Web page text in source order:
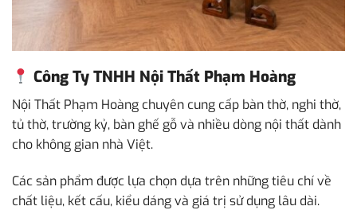
Công Ty TNHH Nội Thất Phạm Hoàng
Nội Thất Phạm Hoàng chuyên cung cấp bàn thờ, nghi thờ,
tủ thờ, trường kỷ, bàn ghế gỗ và nhiều dòng nội thất dành
cho không gian nhà Việt.
Các sản phẩm được lựa chọn dựa trên những tiêu chí về
chất liệu, kết cấu, kiểu dáng và giá trị sử dụng lâu dài.